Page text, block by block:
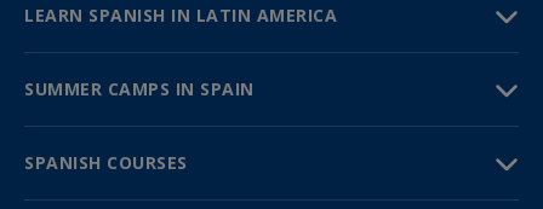
LEARN SPANISH IN LATIN AMERICA
SUMMER CAMPS IN SPAIN
SPANISH COURSES